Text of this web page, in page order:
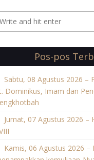
Pos-pos
Sabtu, 08 Agustus 2026 –
Dominikus, Imam dan
Jumat, 07 Agustus 2026 –
Kamis, 06 Agustus 2026 –